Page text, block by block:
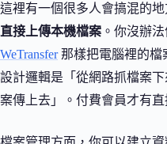
這裡有一個很多人會搞混的
直接上傳本機檔案 。你沒辦法
WeTransfer那樣把電腦裡的檔
設計邏輯是「從網路抓檔案
案傳上去」。付費會員才有